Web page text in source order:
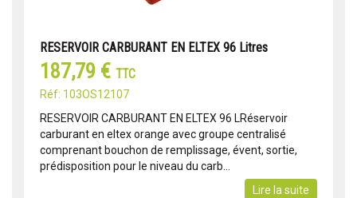
RESERVOIR CARBURANT EN ELTEX 96 Litres
187,79 € TTC
Réf: 103OS12107
RESERVOIR CARBURANT EN ELTEX 96 LRéservoir
carburant en eltex orange avec groupe centralisé
comprenant bouchon de remplissage, évent, sortie,
prédisposition pour le niveau du carb...
Lire la suite